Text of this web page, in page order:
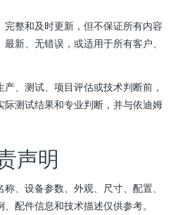
整和及时更新，但不保证所有内容
新、无错误，或适用于所有客户、
、测试、项目评估或技术判断前，
测试结果和专业判断，并与依迪姆
声明
、设备参数、外观、尺寸、配置、
配件信息和技术描述仅供参考。